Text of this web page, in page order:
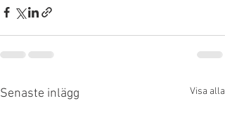
Senaste inlägg Visa alla